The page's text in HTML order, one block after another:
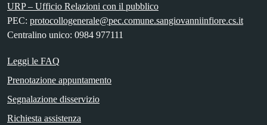
URP – Ufficio Relazioni con il pubblico
PEC: protocollogenerale@pec.comune.sangiovanniinfiore.cs.it
Centralino unico: 0984 977111
Leggi le FAQ
Prenotazione appuntamento
Segnalazione disservizio
Richiesta assistenza